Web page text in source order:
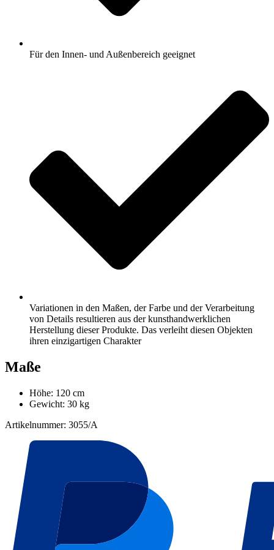
Für den Innen- und Außenbereich geeignet
Variationen in den Maßen, der Farbe und der Verarbeitung
von Details resultieren aus der kunsthandwerklichen
Herstellung dieser Produkte. Das verleiht diesen Objekten
ihren einzigartigen Charakter
Maße
Höhe: 120 cm
Gewicht: 30 kg
Artikelnummer: 3055/A